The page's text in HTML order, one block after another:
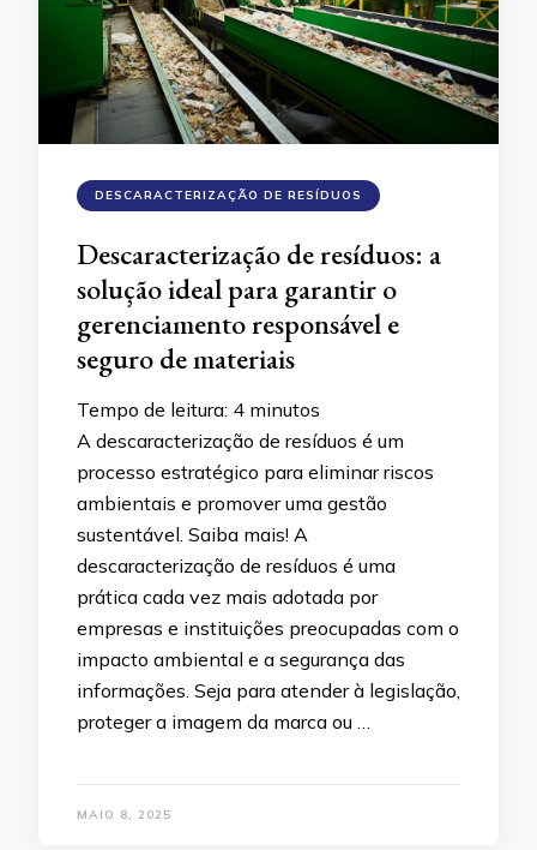
DESCARACTERIZAÇÃO DE RESÍDUOS
Descaracterização de resíduos: a
solução ideal para garantir o
gerenciamento responsável e
seguro de materiais
Tempo de leitura: 4 minutos
A descaracterização de resíduos é um
processo estratégico para eliminar riscos
ambientais e promover uma gestão
sustentável. Saiba mais! A
descaracterização de resíduos é uma
prática cada vez mais adotada por
empresas e instituições preocupadas com o
impacto ambiental e a segurança das
informações. Seja para atender à legislação,
proteger a imagem da marca ou …
MAIO 8, 2025